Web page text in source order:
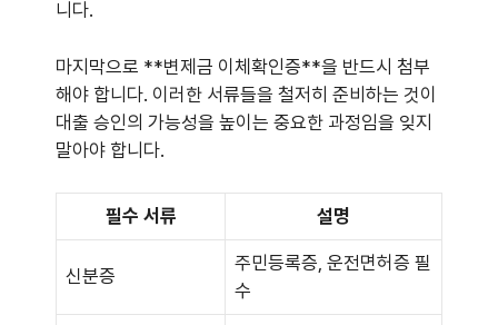
니다.
마지막으로 **변제금 이체확인증**을 반드시 첨부
해야 합니다. 이러한 서류들을 철저히 준비하는 것이
대출 승인의 가능성을 높이는 중요한 과정임을 잊지
말아야 합니다.
필수 서류 설명
신분증
주민등록증, 운전면허증 필
수